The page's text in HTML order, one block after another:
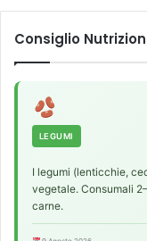
Consiglio
LEGUMI
I legumi (lenticchie,
vegetale. Consumali
carne.